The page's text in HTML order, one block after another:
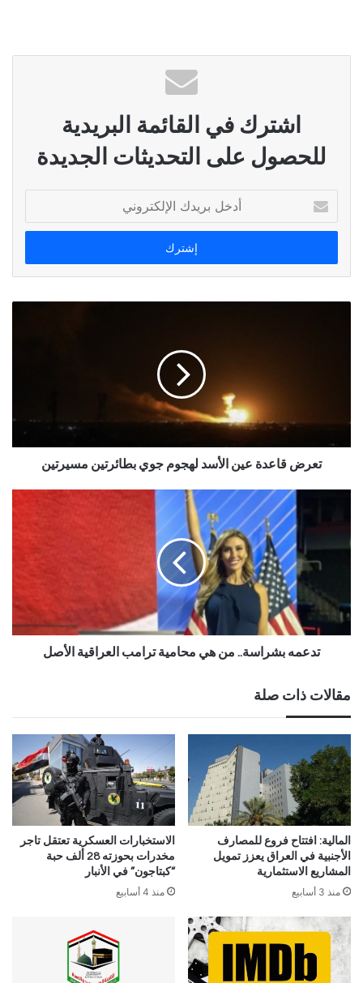
اشترك في القائمة البريدية
للحصول على التحديثات الجديدة
بريدك
الإلكتروني
تعرض قاعدة عين الأسد لهجوم جوي بطائرتين مسيرتين
تدعمه بشراسة.. من هي محامية ترامب العراقية الأصل
مقالات ذات صلة
المالية: افتتاح فروع للمصارف
الأجنبية في العراق يعزز تمويل
المشاريع الاستثمارية
منذ 3 أسابيع
الاستخبارات العسكرية تعتقل تاجر
مخدرات بحوزته 28 ألف حبة
“كبتاجون” في الأنبار
منذ 4 أسابيع